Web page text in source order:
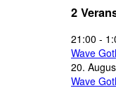
2
21:00 -
Wave
20.
Wave